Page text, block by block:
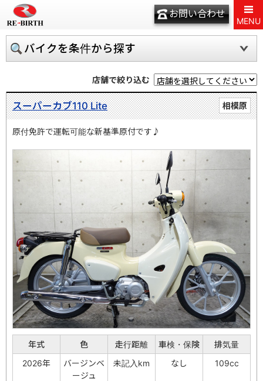
お問い合わせ
MENU
バイクを条件から探す
店舗で絞り込む
相模原
スーパーカブ110 Lite
原付免許で運転可能な新基準原付です♪
年式 色 走行距離 車検・保険
排気量
2026年
バージンベ
ージュ
未記入km なし 109cc